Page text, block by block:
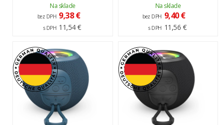
Na sklade
bez DPH 9,38 €
s DPH 11,54 €
Na sklade
bez DPH 9,40 €
s DPH 11,56 €